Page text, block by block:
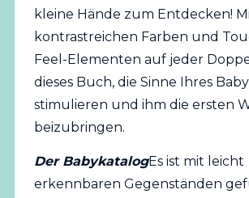
kleine Hände zum Entdecken!
kontrastreichen Farben und
Feel-Elementen auf jeder
dieses Buch, die Sinne Ihres
stimulieren und ihm die ersten
beizubringen.
Der BabykatalogEs ist mit leicht
erkennbaren Gegenständen